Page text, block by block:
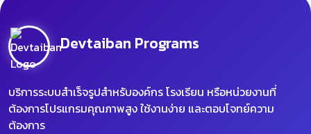
Devtaiban Programs
บริการระบบสำเร็จรูปสำหรับองค์กร โรงเรียน หรือหน่วยงานที่
ต้องการโปรแกรมคุณภาพสูง ใช้งานง่าย และตอบโจทย์ความ
ต้องการ